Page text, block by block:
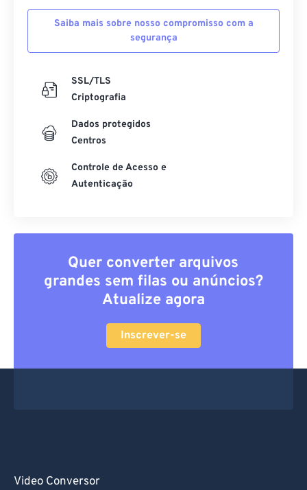
Saiba mais sobre nosso compromisso com a
segurança
SSL/TLS
Criptografia
Dados protegidos
Centros
Controle de Acesso e
Autenticação
Quer converter arquivos
grandes sem filas ou anúncios?
Atualize agora
Inscrever-se
Video Conversor